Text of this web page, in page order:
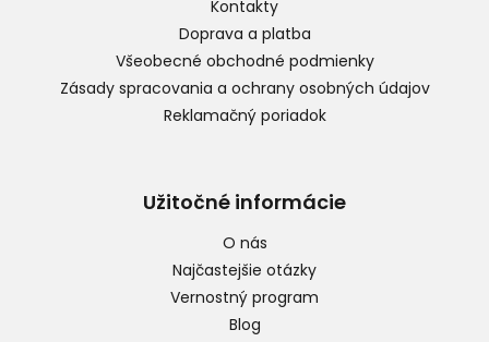
Kontakty
Doprava a platba
Všeobecné obchodné podmienky
Zásady spracovania a ochrany osobných údajov
Reklamačný poriadok
Užitočné informácie
O nás
Najčastejšie otázky
Vernostný program
Blog